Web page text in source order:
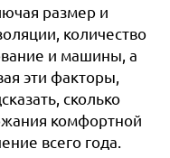
размер и
количество
и машины, а
эти факторы,
сколько
комфортной
всего года.